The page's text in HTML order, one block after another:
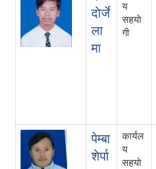
दाेर्जे
ला
मा
य
सहयाे
गी
पेम्बा
शेर्पा
कार्यल
य
सहयाे